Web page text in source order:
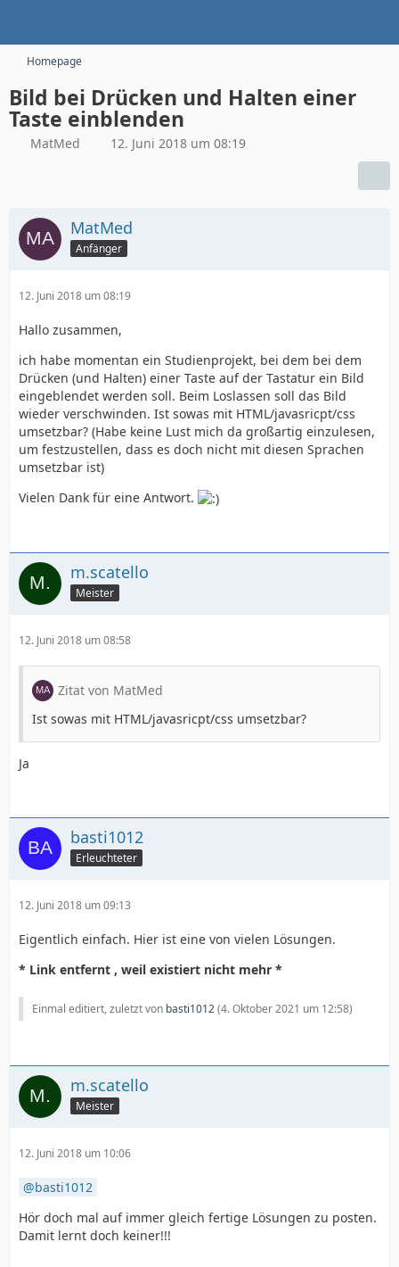
Homepage
Bild bei Drücken und Halten einer
Taste einblenden
MatMed 12. Juni 2018 um 08:19
MatMed
Anfänger
12. Juni 2018 um 08:19
Hallo zusammen,
ich habe momentan ein Studienprojekt, bei dem bei dem
Drücken (und Halten) einer Taste auf der Tastatur ein Bild
eingeblendet werden soll. Beim Loslassen soll das Bild
wieder verschwinden. Ist sowas mit HTML/javasricpt/css
umsetzbar? (Habe keine Lust mich da großartig einzulesen,
um festzustellen, dass es doch nicht mit diesen Sprachen
umsetzbar ist)
Vielen Dank für eine Antwort.
m.scatello
Meister
12. Juni 2018 um 08:58
Zitat von MatMed
Ist sowas mit HTML/javasricpt/css umsetzbar?
Ja
basti1012
Erleuchteter
12. Juni 2018 um 09:13
Eigentlich einfach. Hier ist eine von vielen Lösungen.
* Link entfernt , weil existiert nicht mehr *
Einmal editiert, zuletzt von basti1012(4. Oktober 2021 um 12:58)
m.scatello
Meister
12. Juni 2018 um 10:06
basti1012
Hör doch mal auf immer gleich fertige Lösungen zu posten.
Damit lernt doch keiner!!!